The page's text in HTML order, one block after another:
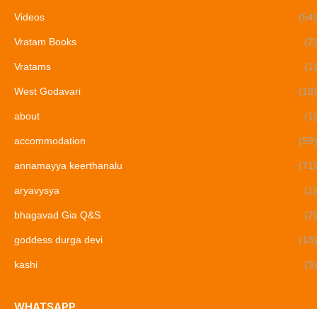
Videos (54)
Vratam Books (2)
Vratams (1)
West Godavari (18)
about (1)
accommodation (59)
annamayya keerthanalu (71)
aryavysya (1)
bhagavad Gia Q&S (2)
goddess durga devi (18)
kashi (3)